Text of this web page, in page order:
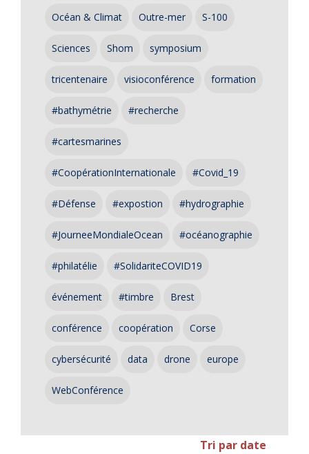
Océan & Climat Outre-mer S-100
Sciences Shom symposium
tricentenaire visioconférence formation
#bathymétrie #recherche
#cartesmarines
#CoopérationInternationale #Covid_19
#Défense #expostion #hydrographie
#JourneeMondialeOcean #océanographie
#philatélie #SolidariteCOVID19
événement #timbre Brest
conférence coopération Corse
cybersécurité data drone europe
WebConférence
Tri par date